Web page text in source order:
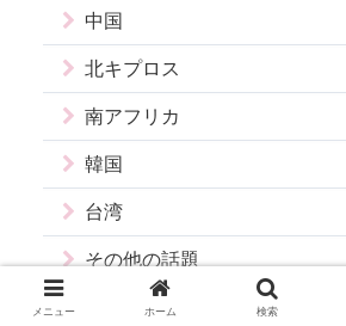
中国
北キプロス
南アフリカ
韓国
台湾
その他の話題
メニュー ホーム 検索